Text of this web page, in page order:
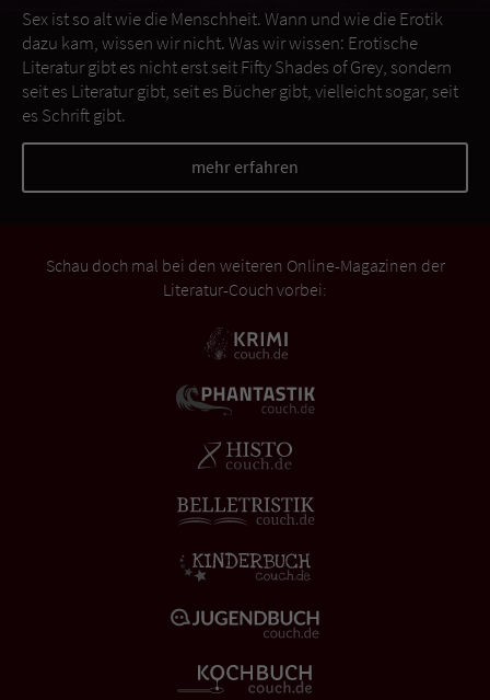
Sex ist so alt wie die Menschheit. Wann und wie die Erotik
dazu kam, wissen wir nicht. Was wir wissen: Erotische
Literatur gibt es nicht erst seit Fifty Shades of Grey, sondern
seit es Literatur gibt, seit es Bücher gibt, vielleicht sogar, seit
es Schrift gibt.
mehr erfahren
Schau doch mal bei den weiteren Online-Magazinen der
Literatur-Couch vorbei: